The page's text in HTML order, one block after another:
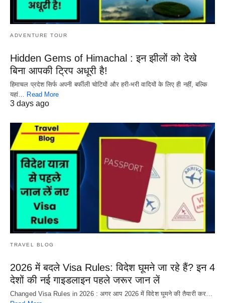
ADVENTURE TOUR
Hidden Gems of Himachal : इन झीलों को देखे
बिना आपकी ट्रिप अधूरी है!
हिमाचल प्रदेश सिर्फ अपनी बर्फीली चोटियों और हरी-भरी वादियों के लिए ही नहीं, बल्कि
यहां…
Read More
3 days ago
TRAVEL BLOG
2026 में बदले Visa Rules: विदेश घूमने जा रहे हैं? इन 4
देशों की नई गाइडलाइन पहले जरूर जान लें
Changed Visa Rules in 2026 : अगर आप 2026 में विदेश घूमने की तैयारी कर…